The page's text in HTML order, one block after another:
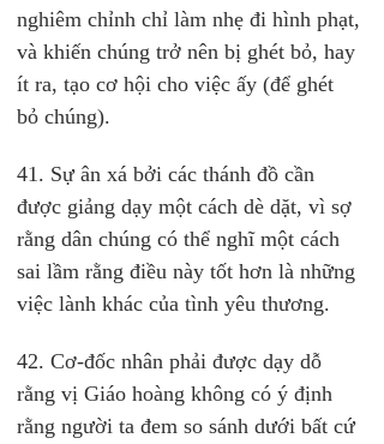
nghiêm chỉnh chỉ làm nhẹ đi hình phạt,
và khiến chúng trở nên bị ghét bỏ, hay
ít ra, tạo cơ hội cho việc ấy (để ghét
bỏ chúng).
41. Sự ân xá bởi các thánh đồ cần
được giảng dạy một cách dè dặt, vì sợ
rằng dân chúng có thể nghĩ một cách
sai lầm rằng điều này tốt hơn là những
việc lành khác của tình yêu thương.
42. Cơ-đốc nhân phải được dạy dỗ
rằng vị Giáo hoàng không có ý định
rằng người ta đem so sánh dưới bất cứ